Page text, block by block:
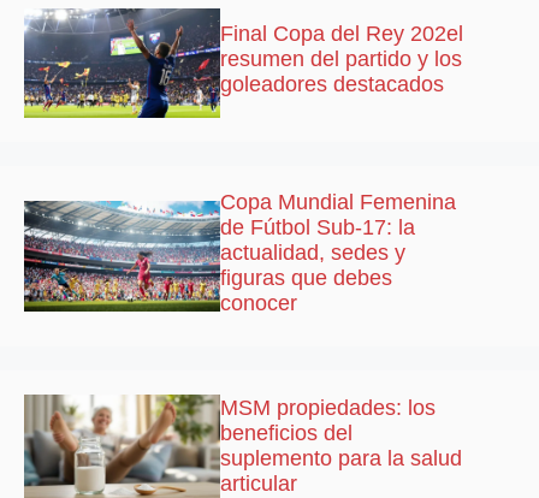
Final Copa del Rey 202el
resumen del partido y los
goleadores destacados
Copa Mundial Femenina
de Fútbol Sub-17: la
actualidad, sedes y
figuras que debes
conocer
MSM propiedades: los
beneficios del
suplemento para la salud
articular